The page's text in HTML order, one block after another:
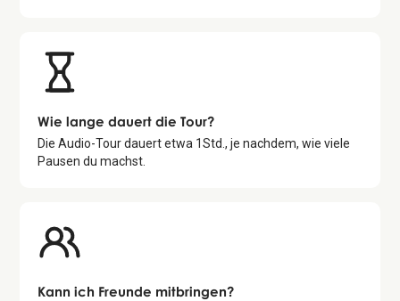
Wie lange dauert die Tour?
Die Audio-Tour dauert etwa 1Std., je nachdem, wie viele
Pausen du machst.
Kann ich Freunde mitbringen?